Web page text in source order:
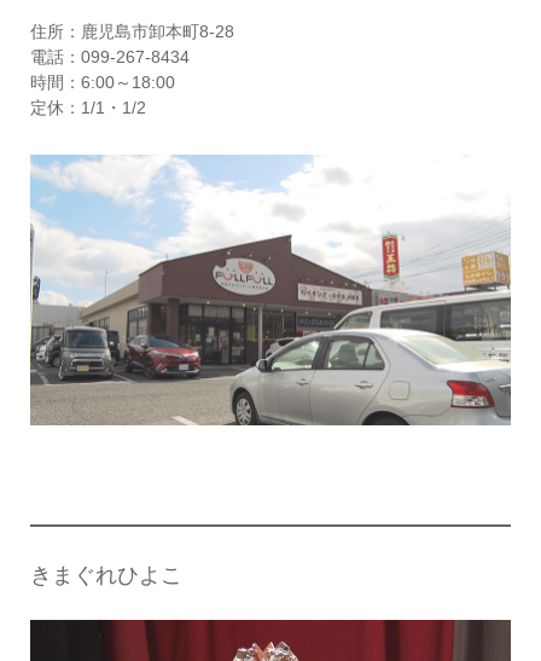
住所：鹿児島市卸本町8-28
電話：099-267-8434
時間：6:00～18:00
定休：1/1・1/2
きまぐれひよこ